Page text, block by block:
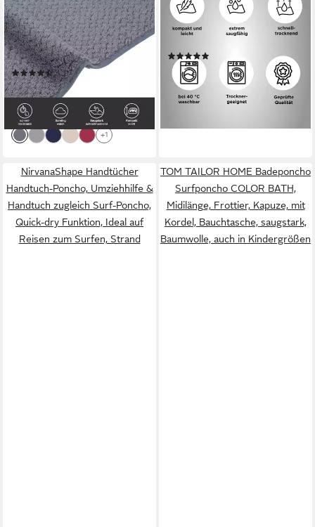
Handtücher Parris, diverse
Größen, ideal als
Sporthandtuch,
Reisehandtuch, Microfaser (6-
St), sehr leicht, kompakt,
schnelltrocknend, Mikrofaser,
mit Waffelmuster
(25)
ab 9,49 € UVP
-27%
lieferbar - in 1-2 Werktagen bei dir
+1
Sporthandtuch Mikrofaser
Sporttuch, Microfaser (1-St),
ab 12,84 €
lieferbar - in 4-5 Werktagen bei dir
NirvanaShape Handtücher
Handtuch-Poncho, Umziehhilfe &
Handtuch zugleich Surf-Poncho,
Quick-dry Funktion, Ideal auf
Reisen zum Surfen, Strand
TOM TAILOR HOME Badeponcho
Surfponcho COLOR BATH,
Midilänge, Frottier, Kapuze, mit
Kordel, Bauchtasche, saugstark,
Baumwolle, auch in Kindergrößen